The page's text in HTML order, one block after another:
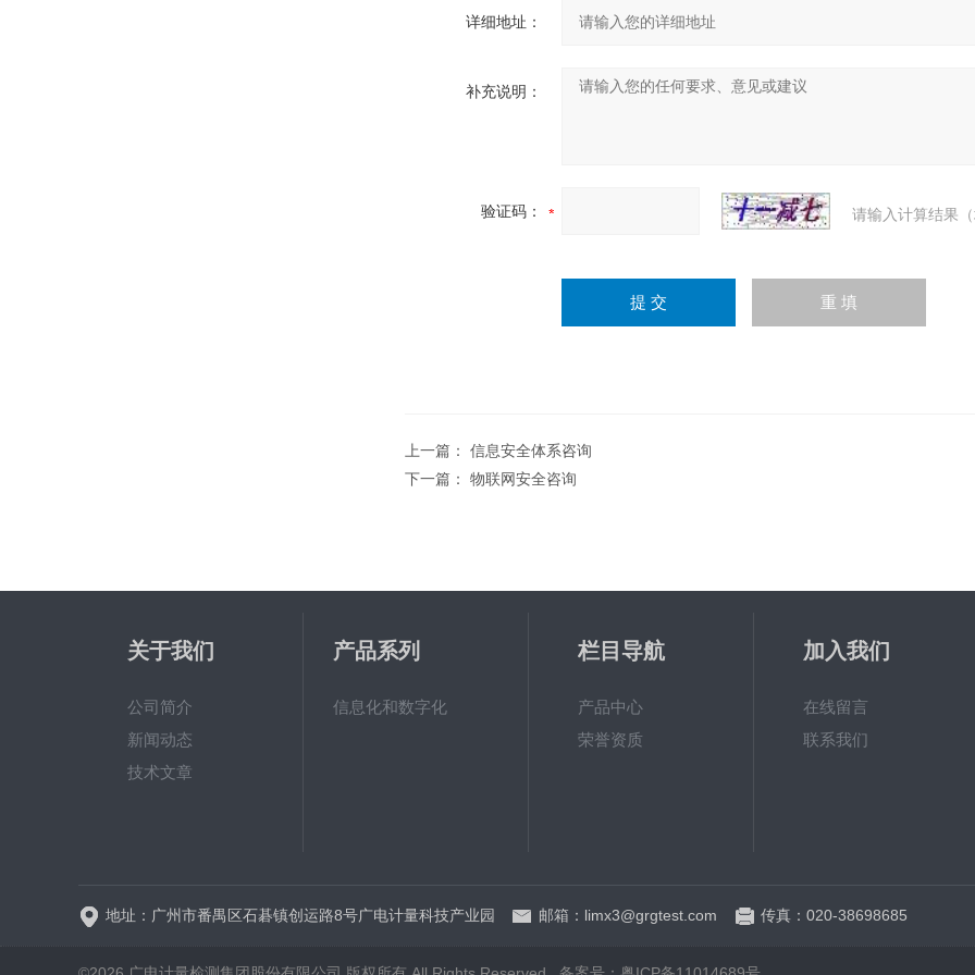
详细地址：
补充说明：
验证码： 请输入计算结果
上一篇： 信息安全体系咨询
下一篇： 物联网安全咨询
关于我们
公司简介
新闻动态
技术文章
产品系列
信息化和数字化
栏目导航
产品中心
荣誉资质
加入我们
在线留言
联系我们
地址：广州市番禺区石碁镇创运路8号广电计量科技产业园 邮箱：limx3@grgtest.com 传真：020-38698685